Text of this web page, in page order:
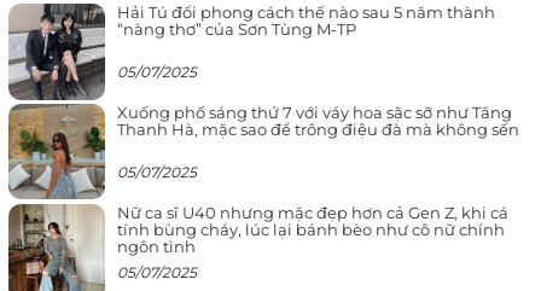
Hải Tú đổi phong cách thế nào sau 5 năm thành
“nàng thơ” của Sơn Tùng M-TP
05/07/2025
Xuống phố sáng thứ 7 với váy hoa sặc sỡ như Tăng
Thanh Hà, mặc sao để trông điệu đà mà không sến
05/07/2025
Nữ ca sĩ U40 nhưng mặc đẹp hơn cả Gen Z, khi cá
tính bùng cháy, lúc lại bánh bèo như cô nữ chính
ngôn tình
05/07/2025